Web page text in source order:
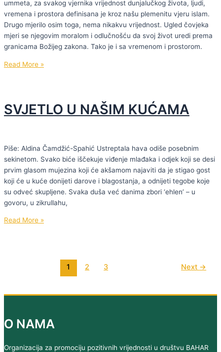
ummeta, za svakog vjernika vrijednost dunjalučkog života, ljudi,
vremena i prostora definisana je kroz našu plemenitu vjeru islam.
Drugo mjerilo osim toga, nema nikakvu vrijednost. Ugled čovjeka
mjeri se njegovim moralom i odlučnošću da svoj život uredi prema
granicama Božijeg zakona. Tako je i sa vremenom i prostorom.
Kuds
srcima
Read More »
SVJETLO U NAŠIM KUĆAMA
Piše: Aldina Čamdžić-Spahić Ustreptala hava odiše posebnim
sekinetom. Svako biće iščekuje viđenje mlađaka i odjek koji se desi
prvim glasom mujezina koji će akšamom najaviti da je stigao gost
koji će u kuće donijeti darove i blagostanja, a odnijeti tegobe koje
su odveć skupljene. Svaka duša već danima zbori ‘ehlen’ – u
govoru, u zikrullahu,
SVJETLO
Read More »
1 2 3 Next →
O NAMA
Organizacija za promociju pozitivnih vrijednosti u društvu BAHAR